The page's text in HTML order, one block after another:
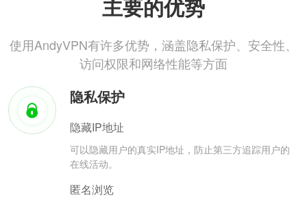
主要的优势
使用AndyVPN有许多优势，涵盖隐私保护、安全性、
访问权限和网络性能等方面
隐私保护
隐藏IP地址
可以隐藏用户的真实IP地址，防止第三方追踪用户的
在线活动。
匿名浏览